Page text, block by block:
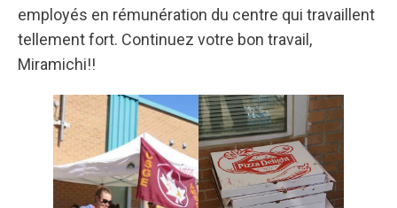
employés en rémunération du centre qui travaillent
tellement fort. Continuez votre bon travail,
Miramichi!!